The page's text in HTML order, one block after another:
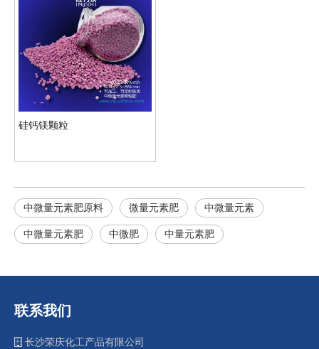
硅钙镁颗粒
中微量元素肥原料 微量元素肥 中微量元素
中微量元素肥 中微肥 中量元素肥
联系我们
 长沙荣庆化工产品有限公司